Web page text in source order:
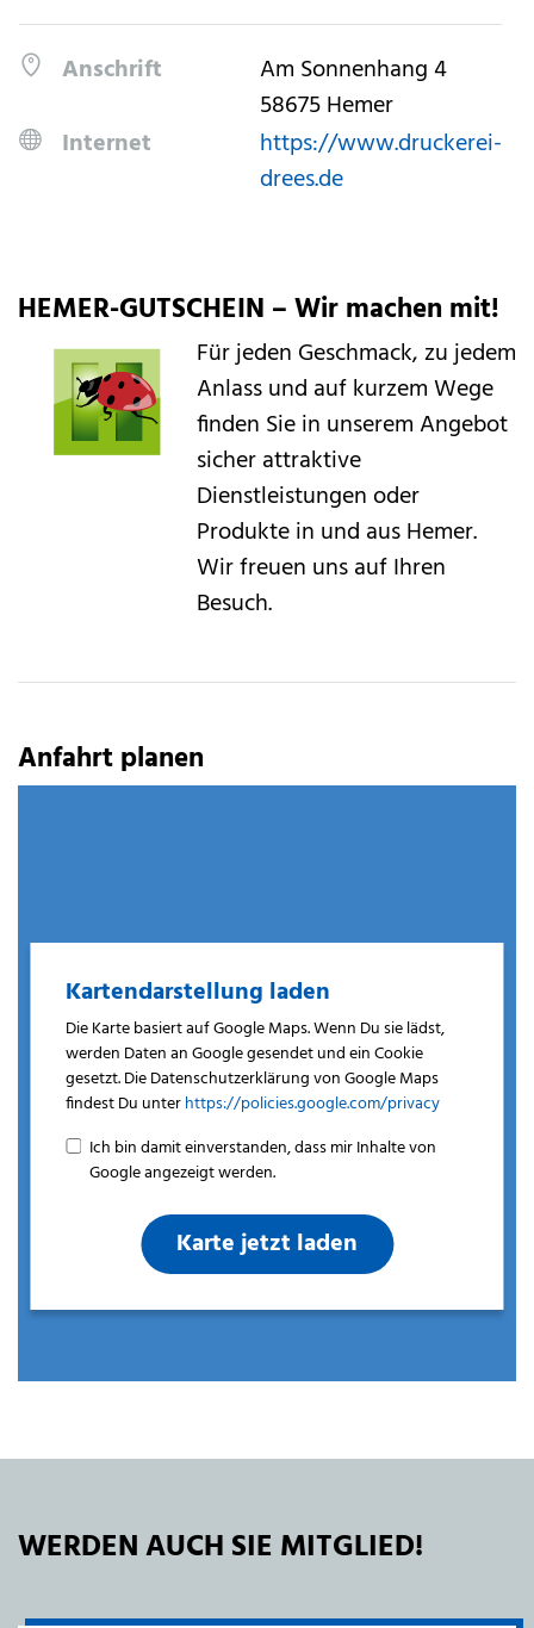
Anschrift
Am Sonnenhang 4
58675 Hemer
Internet
https://www.druckerei-
drees.de
HEMER-GUTSCHEIN – Wir machen mit!
Für jeden Geschmack, zu jedem
Anlass und auf kurzem Wege
finden Sie in unserem Angebot
sicher attraktive
Dienstleistungen oder
Produkte in und aus Hemer.
Wir freuen uns auf Ihren
Besuch.
Anfahrt planen
Kartendarstellung laden
Die Karte basiert auf Google Maps. Wenn Du sie lädst,
werden Daten an Google gesendet und ein Cookie
gesetzt. Die Datenschutzerklärung von Google Maps
findest Du unterhttps://policies.google.com/privacy
Ich bin damit einverstanden, dass mir Inhalte von
Google angezeigt werden.
Karte jetzt laden
WERDEN AUCH SIE MITGLIED!